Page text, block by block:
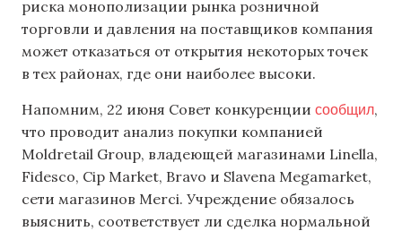
риска монополизации рынка розничной
торговли и давления на поставщиков компания
может отказаться от открытия некоторых точек
в тех районах, где они наиболее высоки.
Напомним, 22 июня Совет конкуренции сообщил,
что проводит анализ покупки компанией
Moldretail Group, владеющей магазинами Linella,
Fidesco, Cip Market, Bravo и Slavena Megamarket,
сети магазинов Merci. Учреждение обязалось
выяснить, соответствует ли сделка нормальной